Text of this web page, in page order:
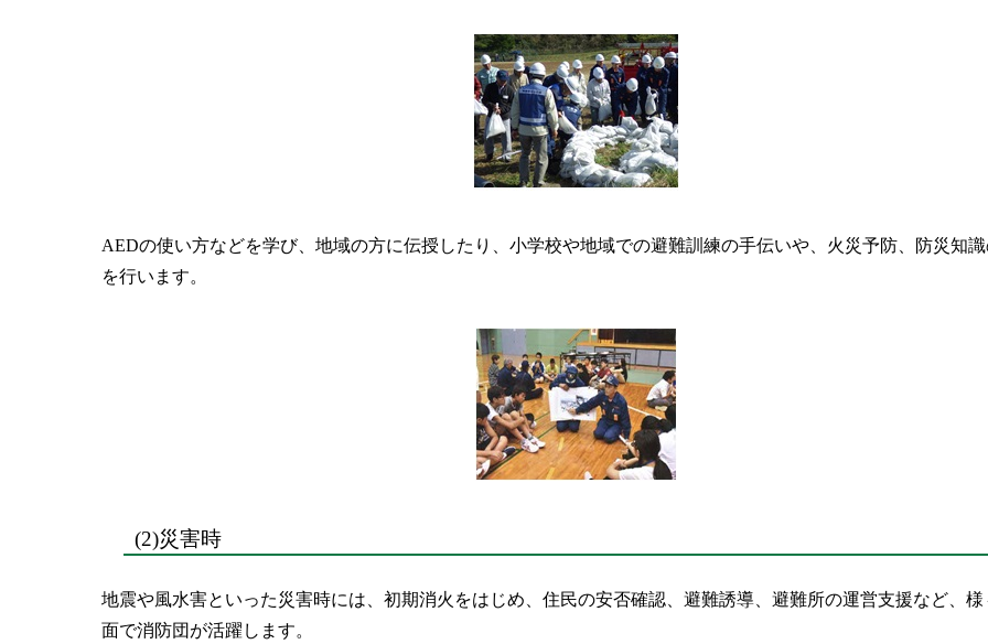
AEDの使い方などを学び、地域の方に伝授したり、小学校や地域での避難訓練の手伝いや、火災予防、防災知識
を行います。
(2)災害時
地震や風水害といった災害時には、初期消火をはじめ、住民の安否確認、避難誘導、避難所の運営支援など、様
面で消防団が活躍します。